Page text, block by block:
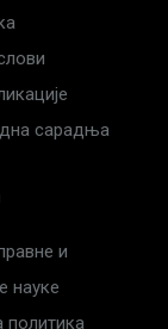
сарадња
и
науке
политика